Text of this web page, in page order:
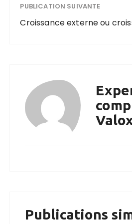
PUBLICATION SUIVANTE
Croissance externe ou
Publications